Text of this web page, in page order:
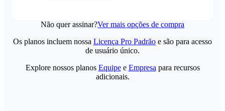
Não quer assinar?Ver mais opções de compra
Os planos incluem nossa Licença Pro Padrão e são para acesso
de usuário único.
Explore nossos planos Equipee Empresa para recursos
adicionais.